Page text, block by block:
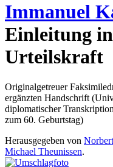
Immanuel
Einleitung
Urteilskraft
Originalgetreuer
ergänzten Handschrift
diplomatischer
zum 60. Geburtstag)
Herausgegeben von
Michael Theunissen.